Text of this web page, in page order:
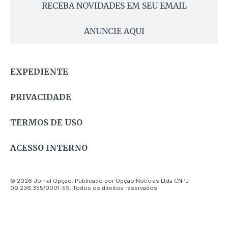
RECEBA NOVIDADES EM SEU EMAIL
ANUNCIE AQUI
EXPEDIENTE
PRIVACIDADE
TERMOS DE USO
ACESSO INTERNO
© 2026 Jornal Opção. Publicado por Opção Notícias Ltda CNPJ
09.236.355/0001-59. Todos os direitos reservados.